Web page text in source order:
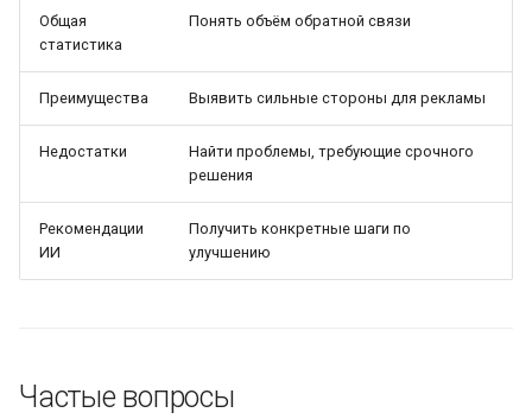
Общая
статистика
Понять объём обратной связи
Преимущества Выявить сильные стороны для рекламы
Недостатки
Найти проблемы, требующие срочного
решения
Рекомендации
ИИ
Получить конкретные шаги по
улучшению
Частые вопросы